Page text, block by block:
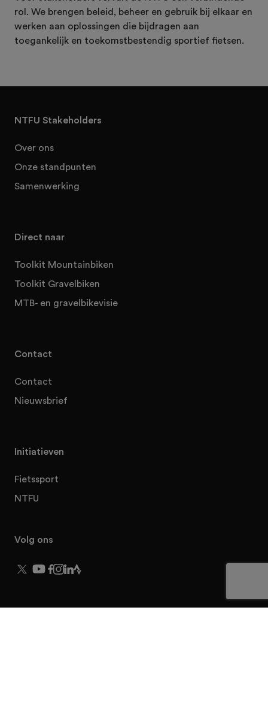
rol. We brengen beleid, beheer en gebruik bij elkaar en
werken aan oplossingen die bijdragen aan
toegankelijk en toekomstbestendig sportief fietsen.
NTFU Stakeholders
Over ons
Onze standpunten
Samenwerking
Direct naar
Toolkit Mountainbiken
Toolkit Gravelbiken
MTB- en gravelbikevisie
Contact
Contact
Nieuwsbrief
Initiatieven
Fietssport
NTFU
Volg ons